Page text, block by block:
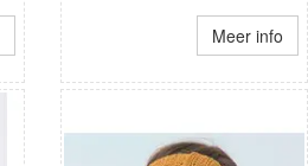
Meer info